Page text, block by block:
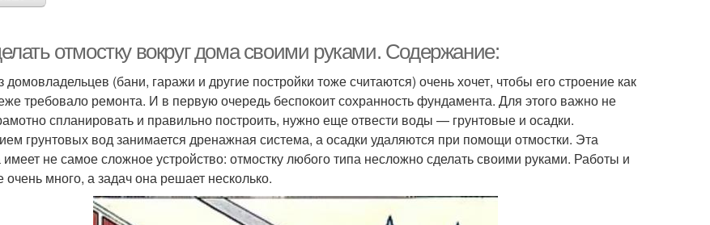
отмостку вокруг дома своими руками. Содержание:
(бани, гаражи и другие постройки тоже считаются) очень хочет, чтобы его строение как
требовало ремонта. И в первую очередь беспокоит сохранность фундамента. Для этого важно не
спланировать и правильно построить, нужно еще отвести воды — грунтовые и осадки.
грунтовых вод занимается дренажная система, а осадки удаляются при помощи отмостки. Эта
имеет не самое сложное устройство: отмостку любого типа несложно сделать своими руками. Работы и
очень много, а задач она решает несколько.